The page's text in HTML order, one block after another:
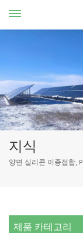
국의
지식
양면 실리콘 이종접합,
제품 카테고리